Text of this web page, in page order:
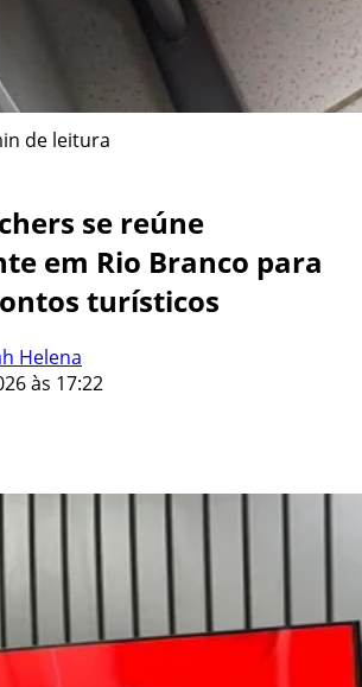
de leitura
se reúne
em Rio Branco para
turísticos
Helena
às 17:22